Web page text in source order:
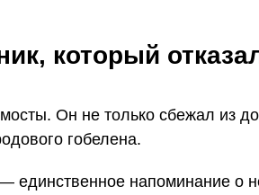
который
Он не только сбежал из
гобелена.
единственное напоминание о